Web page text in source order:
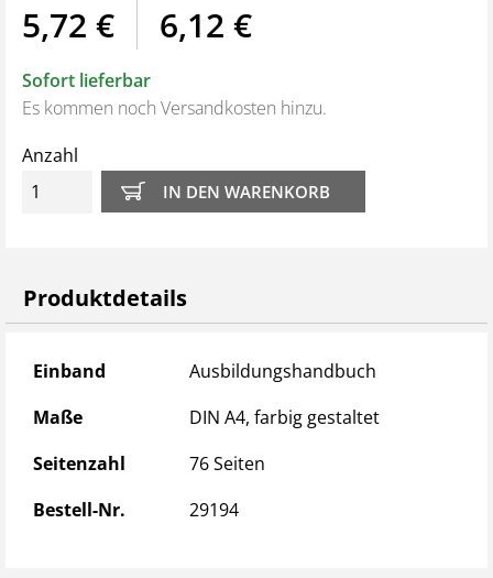
5,72 € 6,12 €
Sofort lieferbar
Es kommen noch Versandkosten hinzu.
Anzahl
Produktdetails
Produktdetails
Einband
Ausbildungshandbuch
Maße
DIN A4, farbig gestaltet
Seitenzahl
76 Seiten
Bestell-Nr.
29194